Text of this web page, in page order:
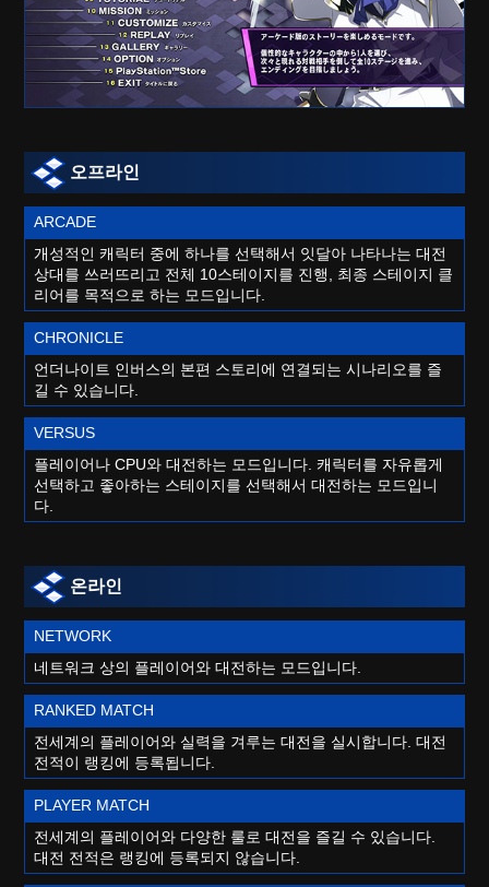
오프라인
ARCADE
개성적인 캐릭터 중에 하나를 선택해서 잇달아 나타나는 대전
상대를 쓰러뜨리고 전체 10스테이지를 진행, 최종 스테이지 클
리어를 목적으로 하는 모드입니다.
CHRONICLE
언더나이트 인버스의 본편 스토리에 연결되는 시나리오를 즐
길 수 있습니다.
VERSUS
플레이어나 CPU와 대전하는 모드입니다. 캐릭터를 자유롭게
선택하고 좋아하는 스테이지를 선택해서 대전하는 모드입니
다.
온라인
NETWORK
네트워크 상의 플레이어와 대전하는 모드입니다.
RANKED MATCH
전세계의 플레이어와 실력을 겨루는 대전을 실시합니다. 대전
전적이 랭킹에 등록됩니다.
PLAYER MATCH
전세계의 플레이어와 다양한 룰로 대전을 즐길 수 있습니다.
대전 전적은 랭킹에 등록되지 않습니다.